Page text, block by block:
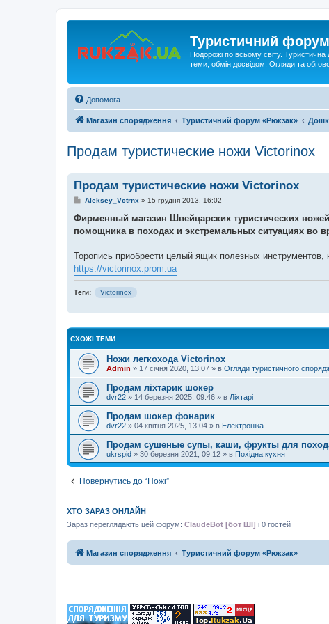
Туристичний
Подорожі по всьому світу.
теми, обмін досвідом. Огляди та
Допомога
Магазин спорядження Туристичний форум «Рюкзак»
Продам туристические ножи Victorinox
Продам туристические ножи Victorinox
П
в
д
л
е
н
н
я
Aleksey_Vctrnx » 15 грудня 2013, 16:02
Фирменный магазин Швейцарских туристических
помощника в походах и экстремальных ситуациях во
Торопись приобрести целый ящик полезных
https://victorinox.prom.ua
Теги: Victorinox
СХОЖІ ТЕМИ
Ножи легкохода Victorinox
Admin » 17 січня 2020, 13:07 » в Огляди туристичного
Продам ліхтарик шокер
dvr22 » 14 березня 2025, 09:46 » в Ліхтарі
Продам шокер фонарик
dvr22 » 04 квітня 2025, 13:04 » в Електроніка
Продам сушеные супы, каши, фрукты для
ukrspid » 30 березня 2021, 09:12 » в Похідна кухня
Повернутись до “Ножі”
ХТО ЗАРАЗ ОНЛАЙН
Зараз переглядають цей форум: ClaudeBot [бот ШІ] і 0 гостей
Магазин спорядження Туристичний форум «Рюкзак»